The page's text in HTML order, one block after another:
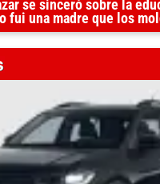
se sinceró sobre la
fui una madre que los